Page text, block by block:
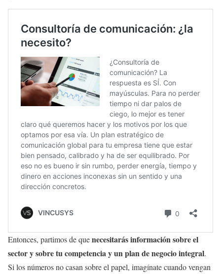
Entonces, partimos de quenecesitarás información sobre el
sector y sobre tu competencia y un plan de negocio integral.
Si los números no casan sobre el papel, imagínate cuando vengan